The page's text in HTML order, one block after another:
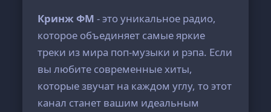
Кринж ФМ - это уникальное радио,
которое объединяет самые яркие
треки из мира поп-музыки и рэпа. Если
вы любите современные хиты,
которые звучат на каждом углу, то этот
канал станет вашим идеальным